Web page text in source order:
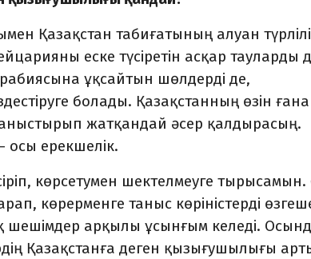
Қазақстан табиғатының алуан
еске түсіретін асқар тауларды
ұқсайтын шөлдерді де,
болады. Қазақстанның өзін ғана
жатқандай әсер қалдырасың.
осы ерекшелік.
көрсетумен шектелмеуге тырысамын.
көрерменге таныс көріністерді
шешімдер арқылы ұсынғым келеді.
Қазақстанға деген қызығушылығы